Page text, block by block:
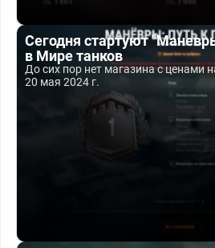
Сегодня стартуют
в Мире танков
До сих пор нет магазина с ценами
20 мая 2024 г.